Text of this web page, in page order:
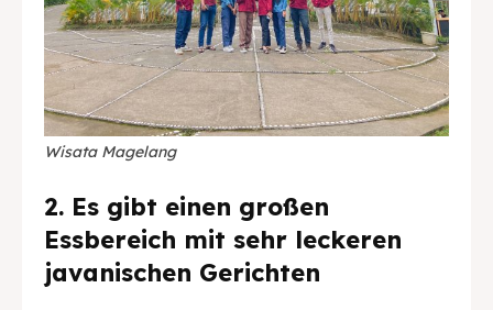
Wisata Magelang
2. Es gibt einen großen
Essbereich mit sehr leckeren
javanischen Gerichten